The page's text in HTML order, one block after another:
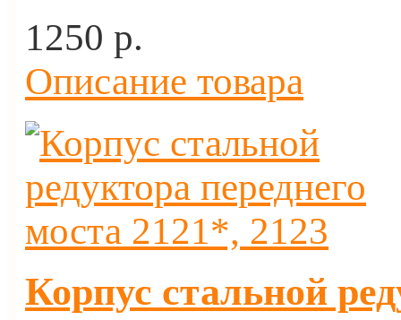
1250 p.
Описание товара
Корпус стальной